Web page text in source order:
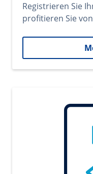
Registrieren Sie
profitieren Sie